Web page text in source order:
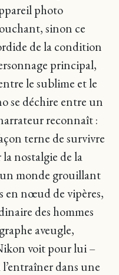
photo
sinon ce
de la condition
principal,
le sublime et le
se déchire entre un
reconnaît :
terne de survivre
la nostalgie de la
monde grouillant
en nœud de vipères,
des hommes
aveugle,
voit pour lui –
dans une